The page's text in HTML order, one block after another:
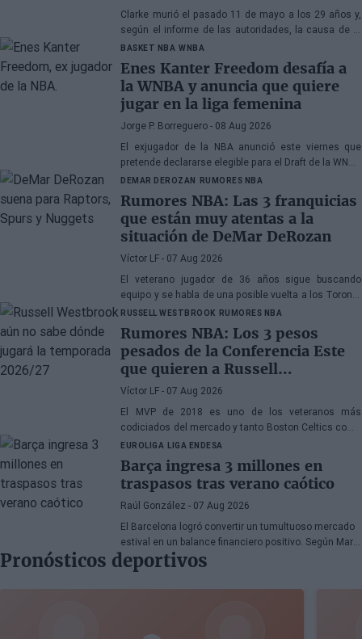
Clarke murió el pasado 11 de mayo a los 29 años y,
según el informe de las autoridades, la causa de la
muerte fueron los efectos de la heroína y la cocaína
BASKET NBA WNBA
Enes Kanter Freedom desafía a
la WNBA y anuncia que quiere
jugar en la liga femenina
Jorge P. Borreguero - 08 Aug 2026
El exjugador de la NBA anunció este viernes que
pretende declararse elegible para el Draft de la WNBA
de 2027
DEMAR DEROZAN RUMORES NBA
Rumores NBA: Las 3 franquicias
que están muy atentas a la
situación de DeMar DeRozan
Víctor LF - 07 Aug 2026
El veterano jugador de 36 años sigue buscando
equipo y se habla de una posible vuelta a los Toronto
Raptors o San Antonio Spurs, mientras Denver
RUSSELL WESTBROOK RUMORES NBA
Rumores NBA: Los 3 pesos
pesados de la Conferencia Este
que quieren a Russell
Westbrook
Víctor LF - 07 Aug 2026
El MVP de 2018 es uno de los veteranos más
codiciados del mercado y tanto Boston Celtics como
Cleveland Cavaliers y Detroit Pistons estarían
interesados en hacerse con sus servicios
EUROLIGA LIGA ENDESA
Barça ingresa 3 millones en
traspasos tras verano caótico
Raúl González - 07 Aug 2026
El Barcelona logró convertir un tumultuoso mercado
estival en un balance financiero positivo. Según Marc
Mundet, la sección azulgrana ingresó cerca de tres
millones de euros procedentes de salidas de
jugadores, a pesar de un proceso de transferencias
Pronósticos deportivos